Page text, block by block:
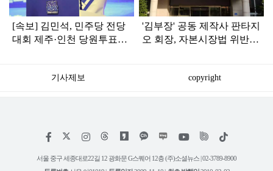
[속보] 김민석, 민주당 전당
대회 제주·인천 당원투표서
'김부장' 공동 제작사 판타지
오 회장, 자본시장법 위반
기사제보 copyright
페
스
인
타
위
트
틱
서울 중구 세종대로22길 12 광화문 G스퀘어 12층 (주)소셜뉴스 | 02-3789-8900